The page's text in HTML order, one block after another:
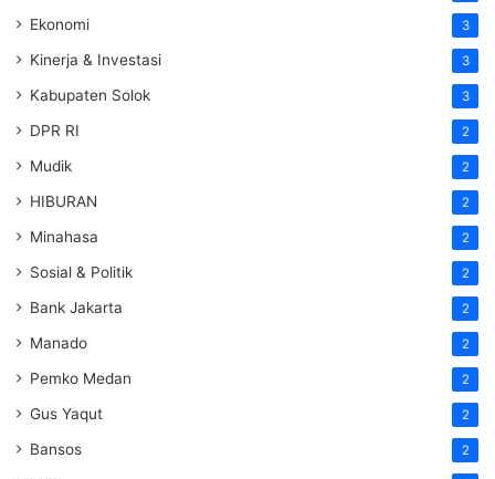
Ekonomi 3
Kinerja & Investasi 3
Kabupaten Solok 3
DPR RI 2
Mudik 2
HIBURAN 2
Minahasa 2
Sosial & Politik 2
Bank Jakarta 2
Manado 2
Pemko Medan 2
Gus Yaqut 2
Bansos 2